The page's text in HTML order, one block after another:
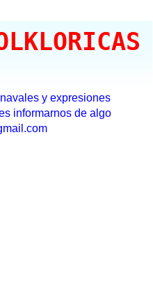
y expresiones
informarnos de algo